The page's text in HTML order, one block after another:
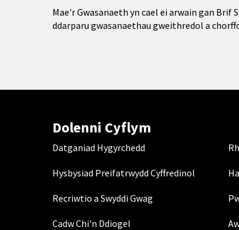
Mae'r Gwasanaeth yn cael ei arwain gan Brif
ddarparu gwasanaethau gweithredol a
Dolenni Cyflym
Datganiad Hygyrchedd
Hysbysiad Preifatrwydd Cyffredinol
Recriwtio a Swyddi Gwag
Cadw Chi'n Ddiogel